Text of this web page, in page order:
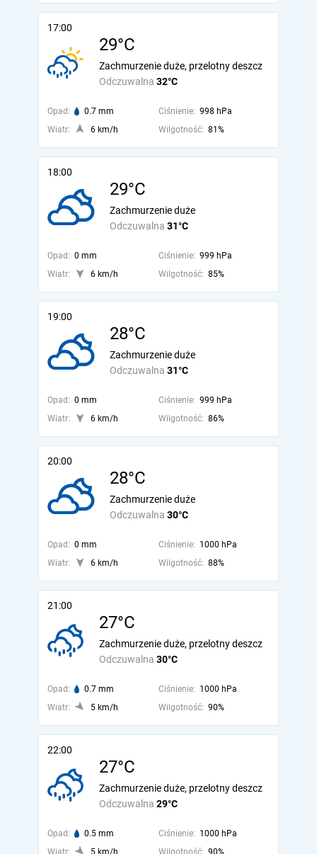
17:00
29°C
Odczuwalna 32°C
Zachmurzenie duże, przelotny deszcz
Opad: 0.7 mm Ciśnienie: 998 hPa
Wiatr:
6 km/h Wilgotność: 81%
18:00
29°C
Odczuwalna 31°C
Zachmurzenie duże
Opad: 0 mm Ciśnienie: 999 hPa
Wiatr:
6 km/h Wilgotność: 85%
19:00
28°C
Odczuwalna 31°C
Zachmurzenie duże
Opad: 0 mm Ciśnienie: 999 hPa
Wiatr:
6 km/h Wilgotność: 86%
20:00
28°C
Odczuwalna 30°C
Zachmurzenie duże
Opad: 0 mm Ciśnienie: 1000 hPa
Wiatr:
6 km/h Wilgotność: 88%
21:00
27°C
Odczuwalna 30°C
Zachmurzenie duże, przelotny deszcz
Opad: 0.7 mm Ciśnienie: 1000 hPa
Wiatr:
5 km/h Wilgotność: 90%
22:00
27°C
Odczuwalna 29°C
Zachmurzenie duże, przelotny deszcz
Opad: 0.5 mm Ciśnienie: 1000 hPa
Wiatr:
5 km/h Wilgotność: 90%